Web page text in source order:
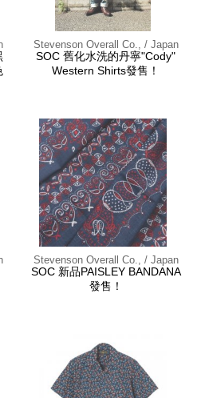
Stevenson Overall Co., / Japan
SOC 舊化水洗的丹寧"Cody"
Western Shirts發售！
Stevenson Overall Co., / Japan
SOC 新品PAISLEY BANDANA
發售！